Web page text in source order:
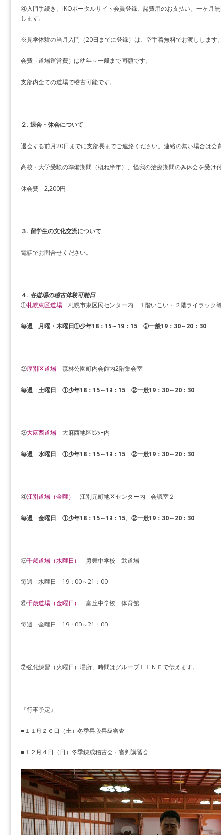
④入門手続き。IKOポータルサイト会員登録、諸費用のお支払い。一ヶ月
します。
※見学体験の当月入門（20日までに登録）は、空手着無料でお渡しします
会費（道場運営費）は幼年～一般まで同額です。
支部内全ての道場で稽古可能です。
２. 退会・休会について
退会する前月20日までに支部長までご連絡ください。連絡の無い場合は会
高校・大学受験の準備期間（概ね半年）、怪我の治療期間のみ休会を受け
休会費 2,200円
３. 留学生の文化交流について
電話でお問合せください。
４. 各道場の稽古体験可能日
①札幌東区道場札幌市東区民センター内 １階いこい・２階ライラック
毎週 月曜・木曜日①少年18：15～19：15 ②一般19：30～20：30
②厚別区道場森林公園町内会館内2階集会室
毎週 土曜日 ①少年18：15～19：15 ②一般19：30～20：30
③大麻西道場大麻西地区ｾﾝﾀｰ内
毎週 水曜日 ①少年18：15～19：15 ②一般19：30～20：30
④江別道場（金曜） 江別元町地区センター内 会議室２
毎週 金曜日 ①少年18：15～19：15、②一般19：30～20：30
⑤千歳道場（水曜日） 勇舞中学校 武道場
毎週 水曜日 19：00～21：00
⑥千歳道場（金曜日） ​富丘中学校 体育館
毎週 金曜日 19：00～21：00
⑦強化練習（火曜日）場所、時間はグループＬＩＮＥで伝えます。
『行事予定』
■１１月２６日（土）冬季昇段昇級審査
■１２月４日（日）冬季錬成稽古会・審判講習会